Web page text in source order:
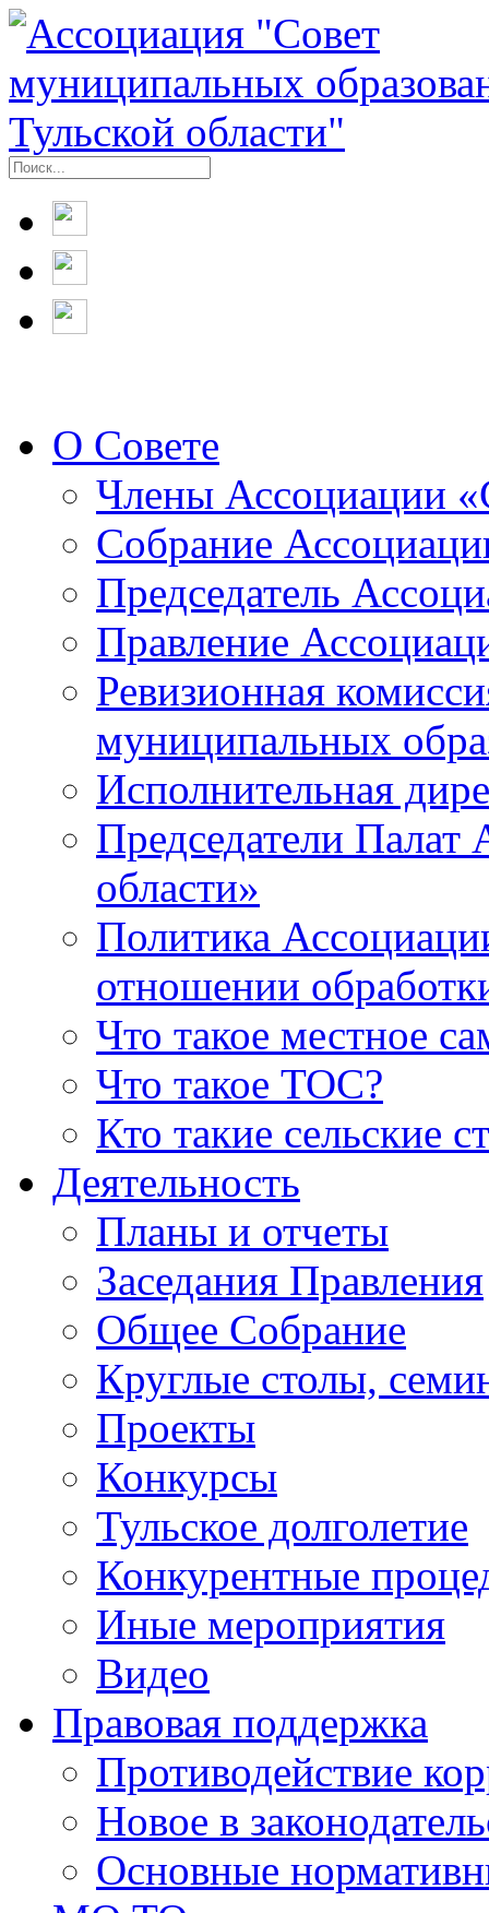
О Совете
Члены Ассоциации
Собрание
Председатель
Правление
Ревизионная
муниципальных
Исполнительная
Председатели
области»
Политика
отношении
Что такое местное
Что такое ТОС?
Кто такие сельские
Деятельность
Планы и отчеты
Заседания Правления
Общее Собрание
Круглые столы,
Проекты
Конкурсы
Тульское долголетие
Конкурентные
Иные мероприятия
Видео
Правовая поддержка
Противодействие
Новое в
Основные